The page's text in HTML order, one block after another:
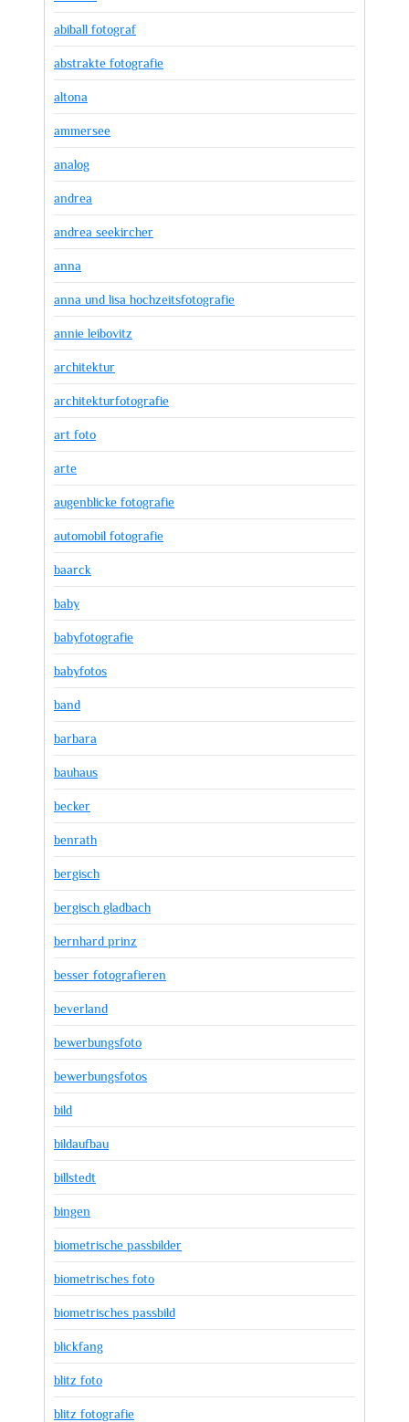
abiball fotograf
abstrakte fotografie
altona
ammersee
analog
andrea
andrea seekircher
anna
anna und lisa hochzeitsfotografie
annie leibovitz
architektur
architekturfotografie
art foto
arte
augenblicke fotografie
automobil fotografie
baarck
baby
babyfotografie
babyfotos
band
barbara
bauhaus
becker
benrath
bergisch
bergisch gladbach
bernhard prinz
besser fotografieren
beverland
bewerbungsfoto
bewerbungsfotos
bild
bildaufbau
billstedt
bingen
biometrische passbilder
biometrisches foto
biometrisches passbild
blickfang
blitz foto
blitz fotografie